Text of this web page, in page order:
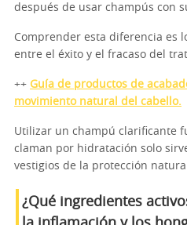
después de usar champús con
Comprender esta diferencia es
entre el éxito y el fracaso del
++ Guía de productos de
movimiento natural del cabello.
Utilizar un champú clarificante
claman por hidratación solo
vestigios de la protección
¿Qué ingredientes